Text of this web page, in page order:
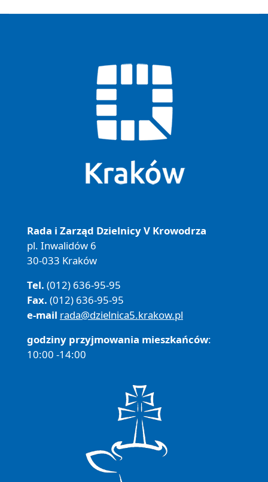
Rada i Zarząd Dzielnicy V Krowodrza
pl. Inwalidów 6
30-033 Kraków
Tel. (012) 636-95-95
Fax. (012) 636-95-95
e-mail rada@dzielnica5.krakow.pl
godziny przyjmowania mieszkańców:
10:00 -14:00